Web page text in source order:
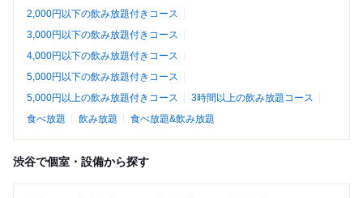
2,000円以下の飲み放題付きコース
3,000円以下の飲み放題付きコース
4,000円以下の飲み放題付きコース
5,000円以下の飲み放題付きコース
5,000円以上の飲み放題付きコース
3時間以上の飲み放題コース
食べ放題
飲み放題 食べ放題&飲み放題
渋谷で個室・設備から探す